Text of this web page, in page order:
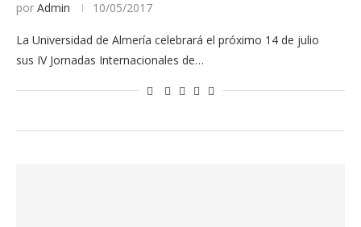
por Admin 10/05/2017
La Universidad de Almería celebrará el próximo 14 de julio
sus IV Jornadas Internacionales de…